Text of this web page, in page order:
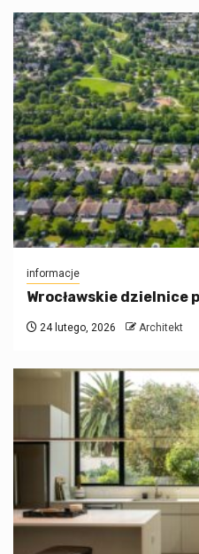
informacje
Wrocławskie dzielnice
24 lutego, 2026 Architekt